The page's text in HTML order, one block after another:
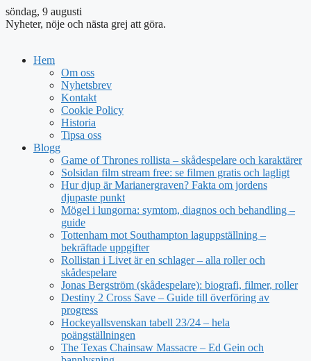
söndag, 9 augusti
Nyheter, nöje och nästa grej att göra.
Hem
Om oss
Nyhetsbrev
Kontakt
Cookie Policy
Historia
Tipsa oss
Blogg
Game of Thrones rollista – skådespelare och karaktärer
Solsidan film stream free: se filmen gratis och lagligt
Hur djup är Marianergraven? Fakta om jordens
djupaste punkt
Mögel i lungorna: symtom, diagnos och behandling –
guide
Tottenham mot Southampton laguppställning –
bekräftade uppgifter
Rollistan i Livet är en schlager – alla roller och
skådespelare
Jonas Bergström (skådespelare): biografi, filmer, roller
Destiny 2 Cross Save – Guide till överföring av
progress
Hockeyallsvenskan tabell 23/24 – hela
poängställningen
The Texas Chainsaw Massacre – Ed Gein och